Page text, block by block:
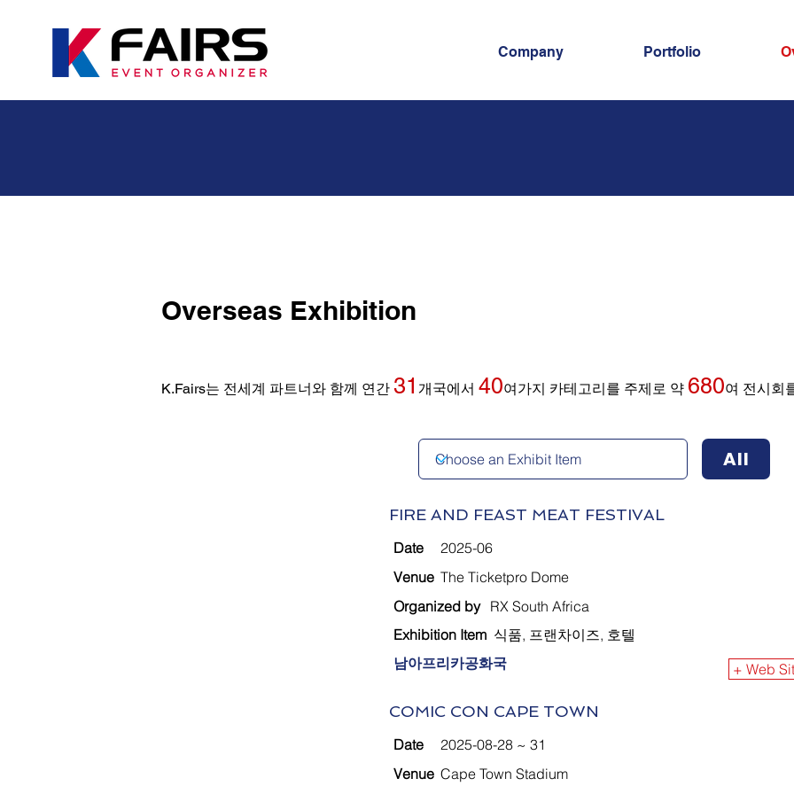
Company Portfolio
Overseas Exhibition
K.Fairs는 전세계 파트너와 함께 연간 31 개국에서 40여가지 카테고리를 주제로 약 680여 전시회
All
FIRE AND FEAST MEAT FESTIVAL
Date
2025-06
Venue The Ticketpro Dome
Organized by
RX South Africa
Exhibition Item 식품, 프랜차이즈, 호텔
남아프리카공화국
+ Web
COMIC CON CAPE TOWN
Date
2025-08-28 ~ 31
Venue Cape Town Stadium